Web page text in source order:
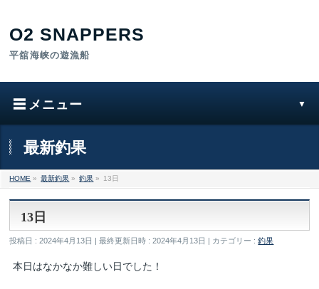
最新釣果
HOME » 最新釣果 » 釣果 » 13日
13日
投稿日 : 2024年4月13日 最終更新日時 : 2024年4月13日 カテゴリー :釣果
本日はなかなか難しい日でした！